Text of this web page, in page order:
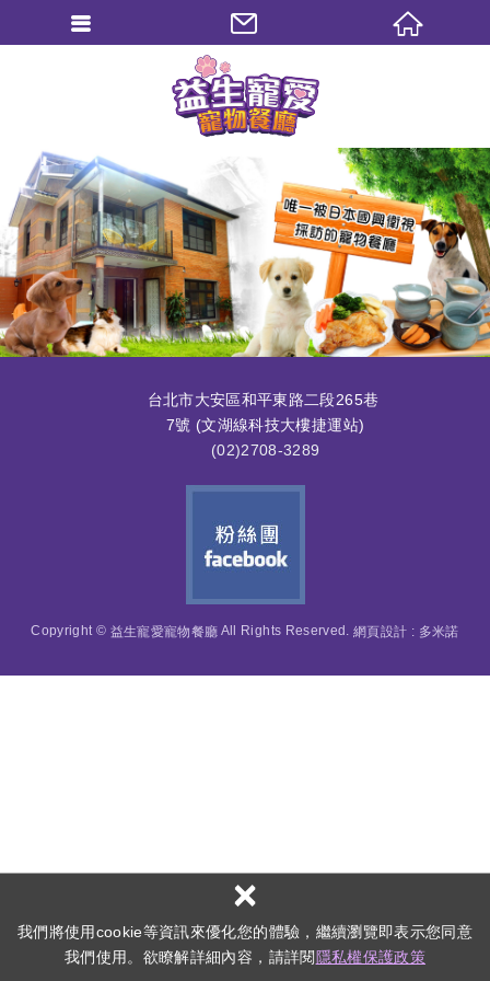
我們將使用cookie等資訊來優化您的體驗，繼續瀏覽即表示您同意
我們使用。欲瞭解詳細內容，請詳閱 隱私權保護政策
×
台北市大安區和平東路二段265巷
7號 (文湖線科技大樓捷運站)
(02)2708-3289
Copyright © 益生寵愛寵物餐廳 All Rights Reserved. 網頁設計 : 多米諾
繁體中文